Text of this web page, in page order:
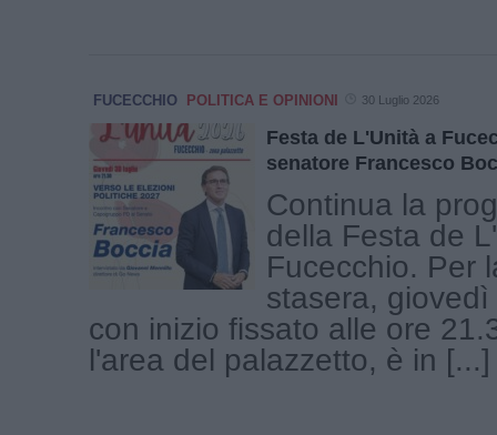
FUCECCHIO POLITICA E OPINIONI 30 Luglio 2026
Festa de L'Unità a
senatore Francesco
Continua la
della Festa de
Fucecchio. Per
stasera,
con inizio fissato alle ore
l'area del palazzetto, è in [...]